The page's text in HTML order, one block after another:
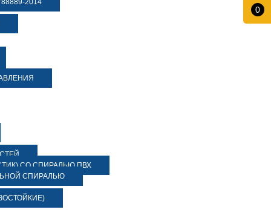
0
2014
СО СПИРАЛЬЮ ПВХ
СПИРАЛЬЮ